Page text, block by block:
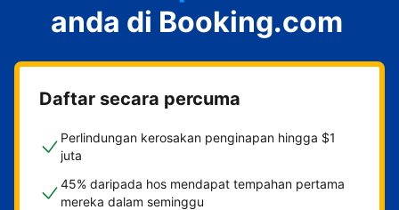
rumah tamu
penginapan dan sarapan
anda di Booking.com
Daftar secara percuma
Perlindungan kerosakan penginapan hingga $1
juta
45% daripada hos mendapat tempahan pertama
mereka dalam seminggu